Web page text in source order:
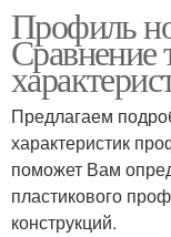
Профиль
Сравнение
Предлагаем
характеристик
поможет Вам
пластикового
конструкций.